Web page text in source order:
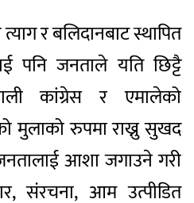
र बलिदानबाट स्थापित
पनि जनताले यति छिट्टै
कांग्रेस र एमालेको
मुलाको रुपमा राख्नु सुखद
आशा जगाउने गरी
संरचना, आम उत्पीडित